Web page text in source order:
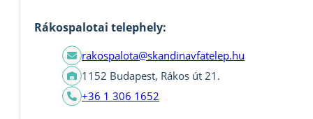
Rákospalotai telephely:
rakospalota@skandinavfatelep.hu
1152 Budapest, Rákos út 21.
+36 1 306 1652